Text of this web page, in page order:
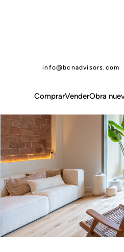
info@bcnadvisors.com
ComprarVenderObra